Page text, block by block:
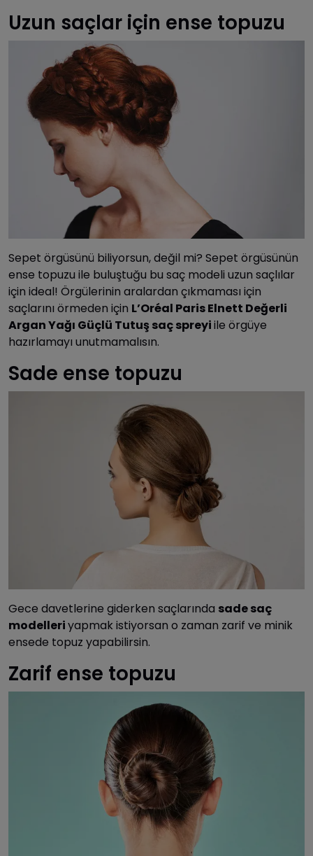
Uzun saçlar için ense topuzu
Sepet örgüsünü biliyorsun, değil mi? Sepet örgüsünün
ense topuzu ile buluştuğu bu saç modeli uzun saçlılar
için ideal! Örgülerinin aralardan çıkmaması için
saçlarını örmeden için L’Oréal Paris Elnett Değerli
Argan Yağı Güçlü Tutuş saç spreyiile örgüye
hazırlamayı unutmamalısın.
Sade ense topuzu
Gece davetlerine giderken saçlarında sade saç
modelleriyapmak istiyorsan o zaman zarif ve minik
ensede topuz yapabilirsin.
Zarif ense topuzu